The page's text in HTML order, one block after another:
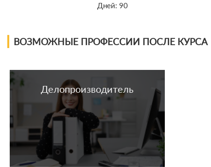
Дней: 90
ВОЗМОЖНЫЕ ПРОФЕССИИ ПОСЛЕ КУРСА
Делопроизводитель